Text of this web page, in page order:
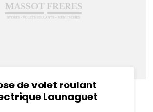
de volet roulant
Launaguet